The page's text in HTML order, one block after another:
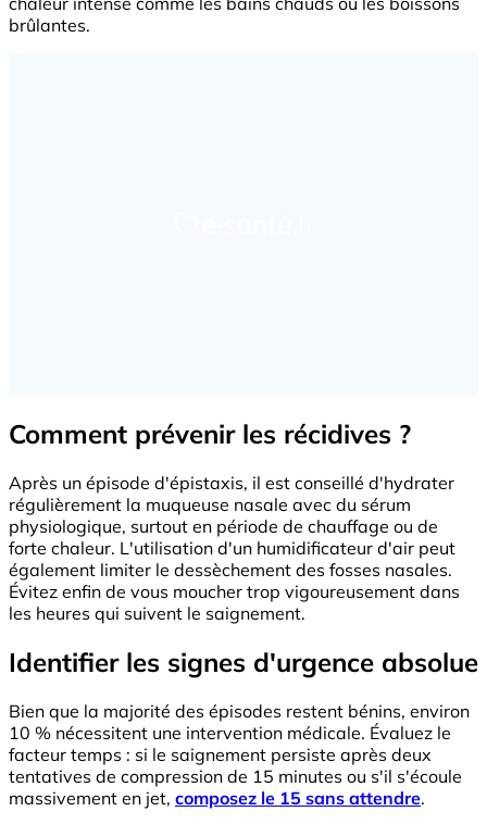
brûlantes.
Comment prévenir les récidives ?
Après un épisode d'épistaxis, il est conseillé d'hydrater
régulièrement la muqueuse nasale avec du sérum
physiologique, surtout en période de chauffage ou de
forte chaleur. L'utilisation d'un humidificateur d'air peut
également limiter le dessèchement des fosses nasales.
Évitez enfin de vous moucher trop vigoureusement dans
les heures qui suivent le saignement.
Identifier les signes d'urgence absolue
Bien que la majorité des épisodes restent bénins, environ
10 % nécessitent une intervention médicale. Évaluez le
facteur temps : si le saignement persiste après deux
tentatives de compression de 15 minutes ou s'il s'écoule
massivement en jet, composez le 15 sans attendre.